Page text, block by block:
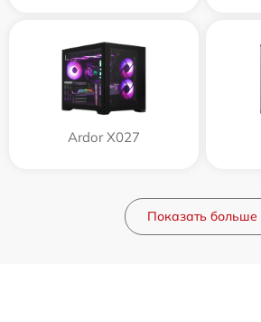
Ardor X027
Показать больше